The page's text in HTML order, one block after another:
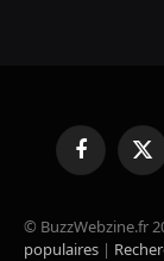
FacebookX
© BuzzWebzine.fr
populaires |